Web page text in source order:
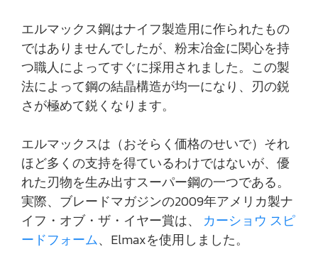
エルマックス鋼はナイフ製造用に作られたもの
ではありませんでしたが、粉末冶金に関心を持
つ職人によってすぐに採用されました。この製
法によって鋼の結晶構造が均一になり、刃の鋭
さが極めて鋭くなります。
エルマックスは（おそらく価格のせいで）それ
ほど多くの支持を得ているわけではないが、優
れた刃物を生み出すスーパー鋼の一つである。
実際、ブレードマガジンの2009年アメリカ製ナ
イフ・オブ・ザ・イヤー賞は、 カーショウ スピ
ードフォーム、Elmaxを使用しました。